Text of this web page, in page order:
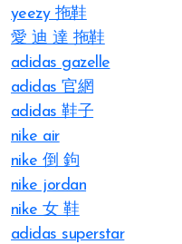
yeezy 拖鞋
愛 迪 達 拖鞋
adidas gazelle
adidas 官網
adidas 鞋子
nike air
nike 倒 鉤
nike jordan
nike 女 鞋
adidas superstar